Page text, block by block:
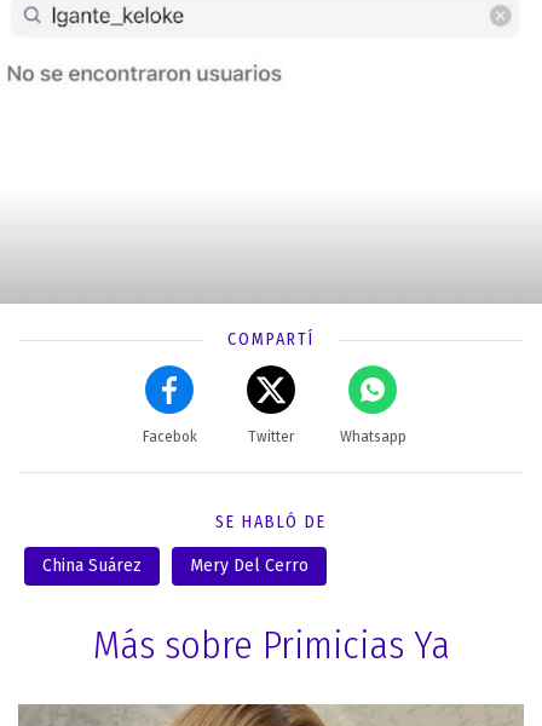
COMPARTÍ
Facebok Twitter Whatsapp
SE HABLÓ DE
China Suárez Mery Del Cerro
Más sobre Primicias Ya